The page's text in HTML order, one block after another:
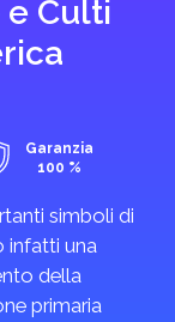
e Culti
Garanzia
100 %
simboli di
infatti una
della
primaria